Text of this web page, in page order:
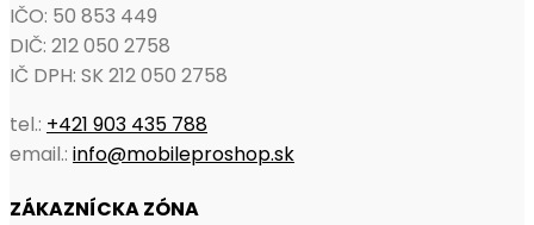
IČO: 50 853 449
DIČ: 212 050 2758
IČ DPH: SK 212 050 2758
tel.: +421 903 435 788
email.: info@mobileproshop.sk
ZÁKAZNÍCKA ZÓNA